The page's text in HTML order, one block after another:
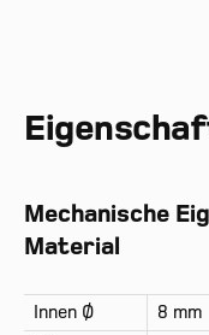
Mechanische
Material
Innen Ø
8 mm